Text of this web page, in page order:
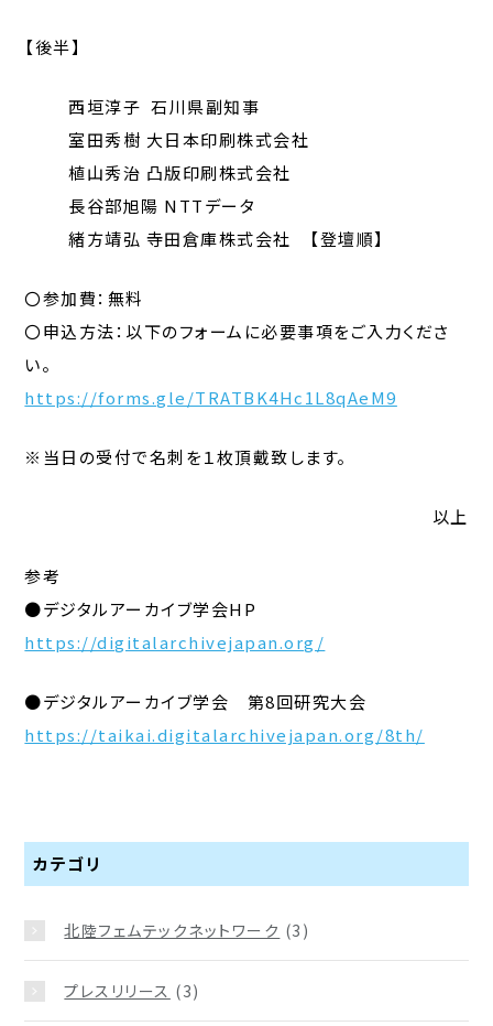
【後半】
西垣淳子 石川県副知事
室田秀樹 大日本印刷株式会社
植山秀治 凸版印刷株式会社
長谷部旭陽 NTTデータ
緒方靖弘 寺田倉庫株式会社 【登壇順】
〇参加費：無料
〇申込方法：以下のフォームに必要事項をご入力くださ
い。
https://forms.gle/TRATBK4Hc1L8qAeM9
※当日の受付で名刺を１枚頂戴致します。
以上
参考
●デジタルアーカイブ学会HP
https://digitalarchivejapan.org/
●デジタルアーカイブ学会 第8回研究大会
https://taikai.digitalarchivejapan.org/8th/
カテゴリ
北陸フェムテックネットワーク (3)
プレスリリース (3)